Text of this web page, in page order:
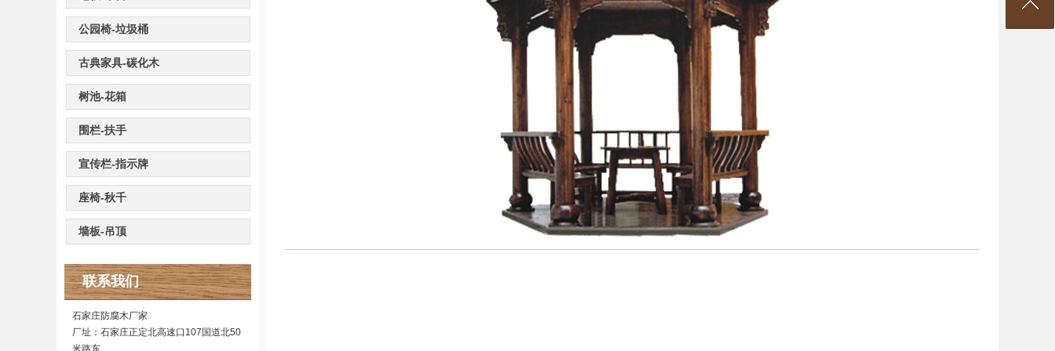
公园椅-垃圾桶
古典家具-碳化木
树池-花箱
围栏-扶手
宣传栏-指示牌
座椅-秋千
墙板-吊顶
联系我们
石家庄防腐木厂家
厂址：石家庄正定北高速口107国道北50
米路东